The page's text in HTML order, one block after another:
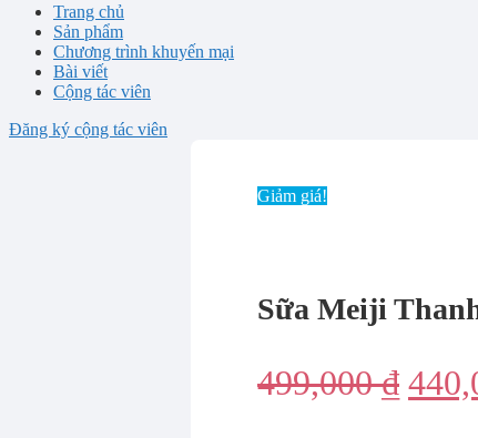
Trang chủ
Sản phẩm
Chương trình khuyến mại
Bài viết
Cộng tác viên
Đăng ký cộng tác viên
Giảm giá!
Sữa Meiji
499,000₫ Giá